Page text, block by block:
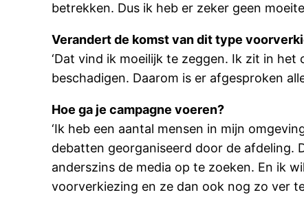
betrekken. Dus ik heb er zeker geen
Verandert de komst van dit type
‘Dat vind ik moeilijk te zeggen. Ik zit in
beschadigen. Daarom is er afgesproken
Hoe ga je campagne voeren?
‘Ik heb een aantal mensen in mijn
debatten georganiseerd door de afdeling.
anderszins de media op te zoeken. En ik
voorverkiezing en ze dan ook nog zo ver